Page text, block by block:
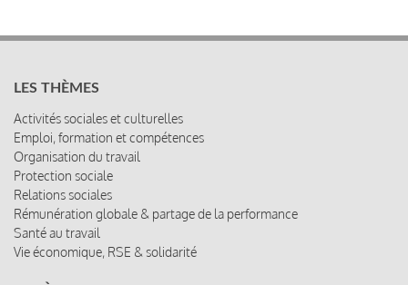
LES THÈMES
Activités sociales et culturelles
Emploi, formation et compétences
Organisation du travail
Protection sociale
Relations sociales
Rémunération globale & partage de la performance
Santé au travail
Vie économique, RSE & solidarité